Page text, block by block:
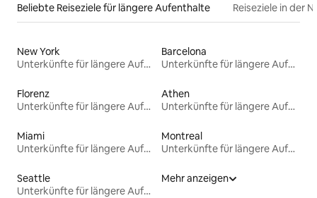
Beliebte Reiseziele für längere Aufenthalte Reiseziele in der
New York
Unterkünfte für längere Aufenthalte
Barcelona
Unterkünfte für längere Aufenthalte
Florenz
Unterkünfte für längere Aufenthalte
Athen
Unterkünfte für längere Aufenthalte
Miami
Unterkünfte für längere Aufenthalte
Montreal
Unterkünfte für längere Aufenthalte
Seattle
Unterkünfte für längere Aufenthalte
Mehr anzeigen